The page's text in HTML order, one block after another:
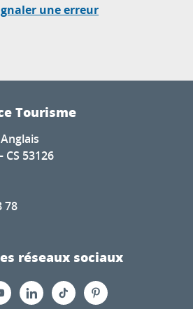
une erreur
Tourisme
CS 53126
78
réseaux sociaux